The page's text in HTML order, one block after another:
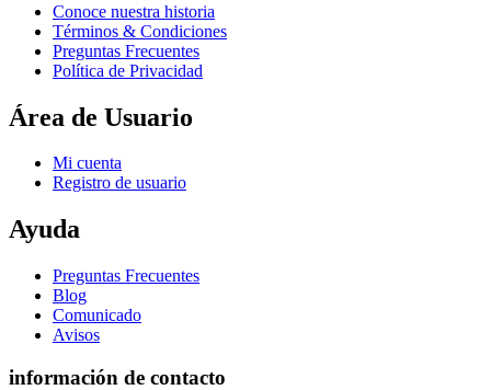
Conoce nuestra historia
Términos & Condiciones
Preguntas Frecuentes
Política de Privacidad
Área de Usuario
Mi cuenta
Registro de usuario
Ayuda
Preguntas Frecuentes
Blog
Comunicado
Avisos
información de contacto